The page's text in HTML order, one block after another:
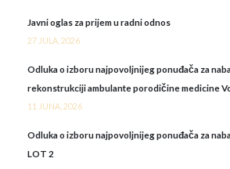
Javni oglas za prijem u radni odnos
27 JULA, 2026
Odluka o izboru najpovoljnijeg ponuđača za
rekonstrukciji ambulante porodičine medicine
11 JUNA, 2026
Odluka o izboru najpovoljnijeg ponuđača za
LOT 2